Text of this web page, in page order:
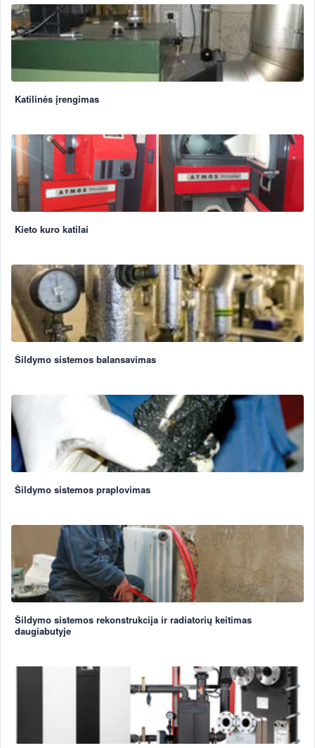
Katilinės įrengimas
Kieto kuro katilai
Šildymo sistemos balansavimas
Šildymo sistemos praplovimas
Šildymo sistemos rekonstrukcija ir radiatorių keitimas
daugiabutyje